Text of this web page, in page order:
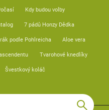
Kdy budou volby
7 pádů Honzy Dědka
podle Pohlreicha Aloe vera
Tvarohové knedlíky
Švestkový koláč